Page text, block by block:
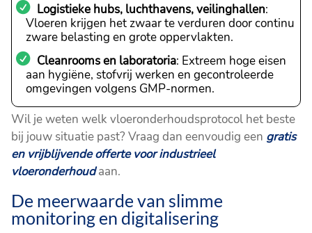
Logistieke hubs, luchthavens, veilinghallen:
Vloeren krijgen het zwaar te verduren door continu
zware belasting en grote oppervlakten.
Cleanrooms en laboratoria: Extreem hoge eisen
aan hygiëne, stofvrij werken en gecontroleerde
omgevingen volgens GMP-normen.
Wil je weten welk vloeronderhoudsprotocol het beste
bij jouw situatie past? Vraag dan eenvoudig een gratis
en vrijblijvende offerte voor industrieel
vloeronderhoudaan.
De meerwaarde van slimme
monitoring en digitalisering